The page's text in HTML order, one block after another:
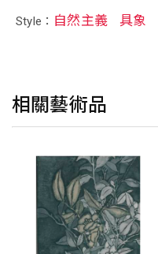
Style： 自然主義 具象
相關藝術品